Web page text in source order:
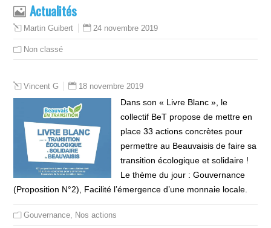
Actualités
Martin Guibert 24 novembre 2019
Non classé
Vincent G 18 novembre 2019
Dans son « Livre Blanc », le
collectif BeT propose de mettre en
place 33 actions concrètes pour
permettre au Beauvaisis de faire sa
transition écologique et solidaire !
Le thème du jour : Gouvernance
(Proposition N°2), Facilité l’émergence d’une monnaie locale.
Gouvernance Nos actions